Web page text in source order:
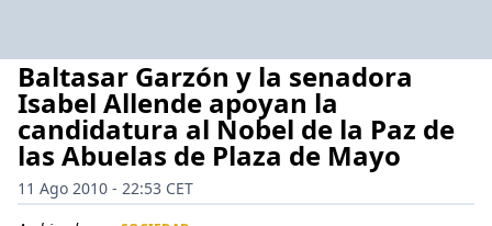
Baltasar Garzón y la senadora
Isabel Allende apoyan la
candidatura al Nobel de la Paz de
las Abuelas de Plaza de Mayo
11 Ago 2010 - 22:53 CET